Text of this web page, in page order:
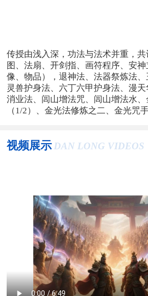
传授由浅入深，功法与法术并重，
图、法扇、开剑指、画符程序、安
像、物品），退神法、法器祭炼法
灵兽护身法、六丁六甲护身法、漫
消业法、闾山增法咒、闾山增法水
（1/2）、金光法修炼之二、金光咒
视频展示 DAN LONG VIDEOS